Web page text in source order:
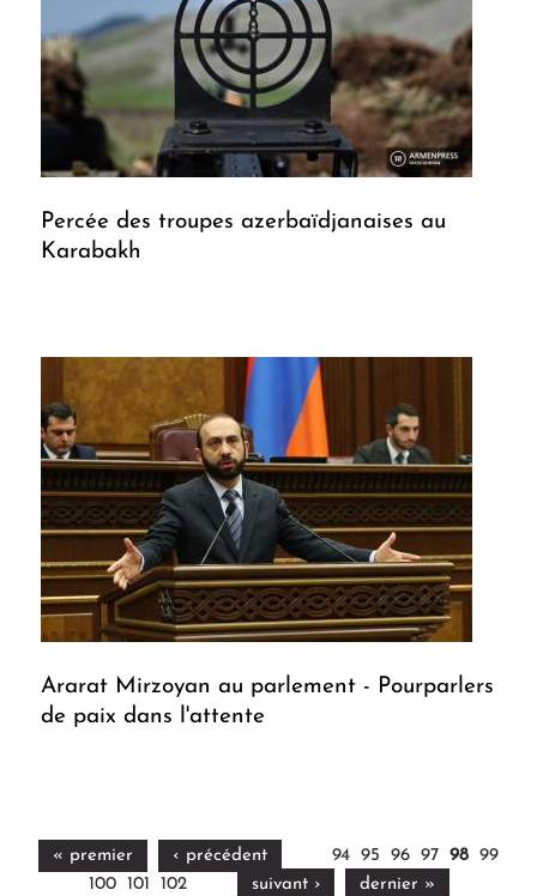
Percée des troupes azerbaïdjanaises au
Karabakh
Ararat Mirzoyan au parlement - Pourparlers
de paix dans l'attente
« premier ‹ précédent 94 95 96 97 98 99
100
101 102 suivant › dernier »